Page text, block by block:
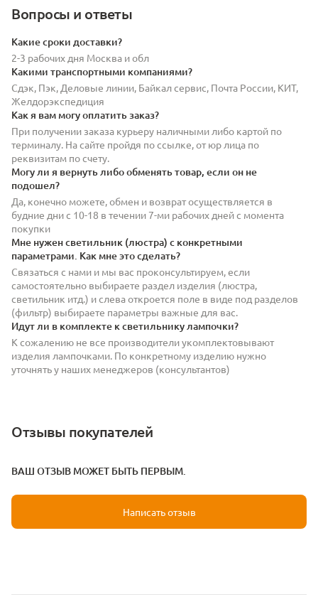
Вопросы и ответы
Какие сроки доставки?
2-3 рабочих дня Москва и обл
Какими транспортными компаниями?
Сдэк, Пэк, Деловые линии, Байкал сервис, Почта России, КИТ,
Желдорэкспедиция
Как я вам могу оплатить заказ?
При получении заказа курьеру наличными либо картой по
терминалу. На сайте пройдя по ссылке, от юр лица по
реквизитам по счету.
Могу ли я вернуть либо обменять товар, если он не
подошел?
Да, конечно можете, обмен и возврат осуществляется в
будние дни с 10-18 в течении 7-ми рабочих дней с момента
покупки
Мне нужен светильник (люстра) с конкретными
параметрами. Как мне это сделать?
Связаться с нами и мы вас проконсультируем, если
самостоятельно выбираете раздел изделия (люстра,
светильник итд.) и слева откроется поле в виде под разделов
(фильтр) выбираете параметры важные для вас.
Идут ли в комплекте к светильнику лампочки?
К сожалению не все производители укомплектовывают
изделия лампочками. По конкретному изделию нужно
уточнять у наших менеджеров (консультантов)
Отзывы покупателей
ВАШ ОТЗЫВ МОЖЕТ БЫТЬ ПЕРВЫМ.
Написать отзыв